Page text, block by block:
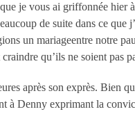
je vous ai griffonnée hier
de suite dans ce
un mariageentre notre
qu’ils ne soient pas
après son exprès. Bien
à Denny exprimant la